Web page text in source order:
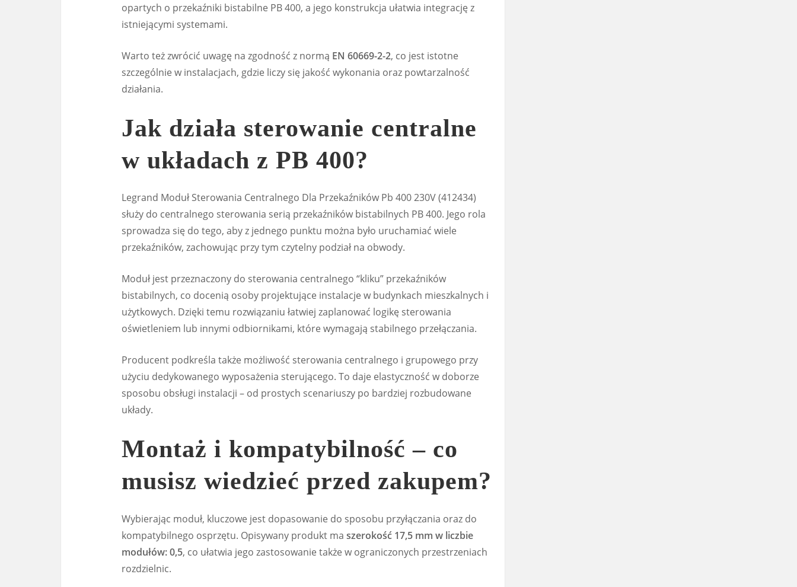
opartych o przekaźniki bistabilne PB 400, a jego konstrukcja ułatwia integrację z
istniejącymi systemami.
Warto też zwrócić uwagę na zgodność z normą EN 60669-2-2, co jest istotne
szczególnie w instalacjach, gdzie liczy się jakość wykonania oraz powtarzalność
działania.
Jak działa sterowanie centralne
w układach z PB 400?
Legrand Moduł Sterowania Centralnego Dla Przekaźników Pb 400 230V (412434)
służy do centralnego sterowania serią przekaźników bistabilnych PB 400. Jego rola
sprowadza się do tego, aby z jednego punktu można było uruchamiać wiele
przekaźników, zachowując przy tym czytelny podział na obwody.
Moduł jest przeznaczony do sterowania centralnego “kliku” przekaźników
bistabilnych, co docenią osoby projektujące instalacje w budynkach mieszkalnych i
użytkowych. Dzięki temu rozwiązaniu łatwiej zaplanować logikę sterowania
oświetleniem lub innymi odbiornikami, które wymagają stabilnego przełączania.
Producent podkreśla także możliwość sterowania centralnego i grupowego przy
użyciu dedykowanego wyposażenia sterującego. To daje elastyczność w doborze
sposobu obsługi instalacji – od prostych scenariuszy po bardziej rozbudowane
układy.
Montaż i kompatybilność – co
musisz wiedzieć przed zakupem?
Wybierając moduł, kluczowe jest dopasowanie do sposobu przyłączania oraz do
kompatybilnego osprzętu. Opisywany produkt ma szerokość 17,5 mm w liczbie
modułów: 0,5, co ułatwia jego zastosowanie także w ograniczonych przestrzeniach
rozdzielnic.